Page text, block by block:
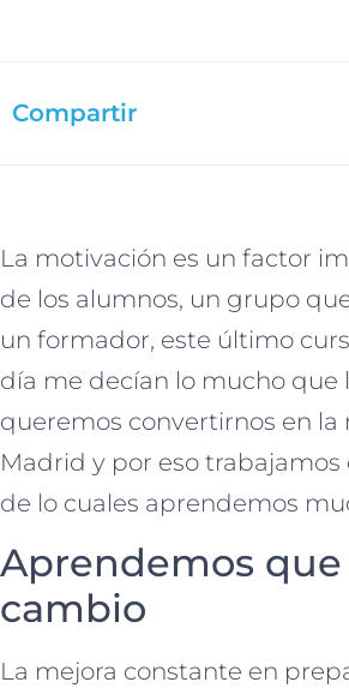
Compartir
La motivación es un factor
de los alumnos, un grupo
un formador, este último
día me decían lo mucho que
queremos convertirnos en
Madrid y por eso
de lo cuales aprendemos
Aprendemos
cambio
La mejora constante en